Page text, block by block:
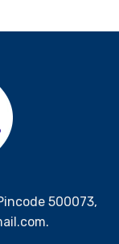
500073,